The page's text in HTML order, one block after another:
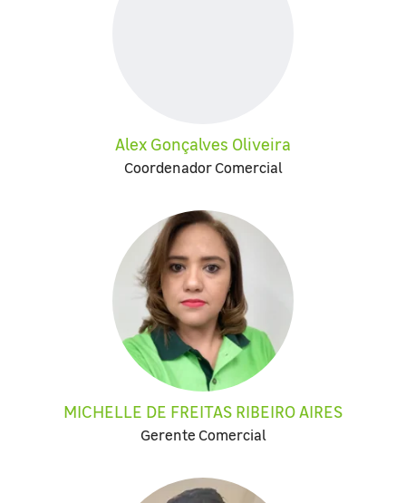
Alex Gonçalves Oliveira
Coordenador Comercial
MICHELLE DE FREITAS RIBEIRO AIRES
Gerente Comercial